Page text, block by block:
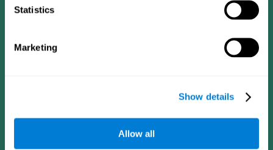
Statistics
Marketing
Show details
Allow all